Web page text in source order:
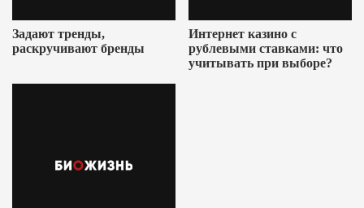
Задают тренды,
раскручивают бренды
Интернет казино с
рублевыми ставками: что
учитывать при выборе?